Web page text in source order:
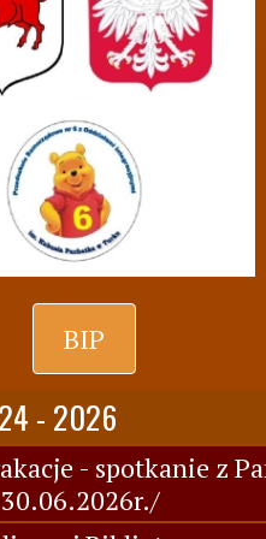
BIP
- 2026
- spotkanie z